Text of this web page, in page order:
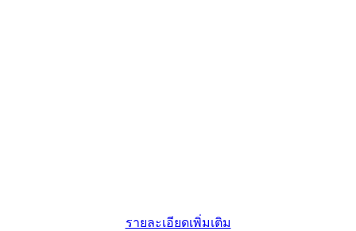
รายละเอียดเพิ่มเติม